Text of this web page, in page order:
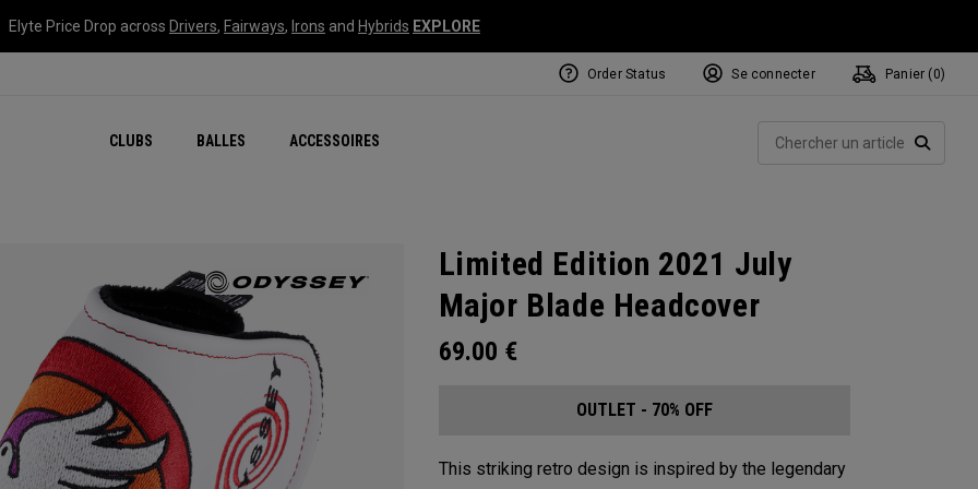
Elyte Price Drop across Drivers, Fairways, Irons and Hybrids EXPLORE
CLUBS BALLES ACCESSOIRES
Order Status Se connecter Panier ( 0)
Limited Edition 2021 July
Major Blade Headcover
69.00 €
OUTLET - 70% OFF
This striking retro design is inspired by the legendary